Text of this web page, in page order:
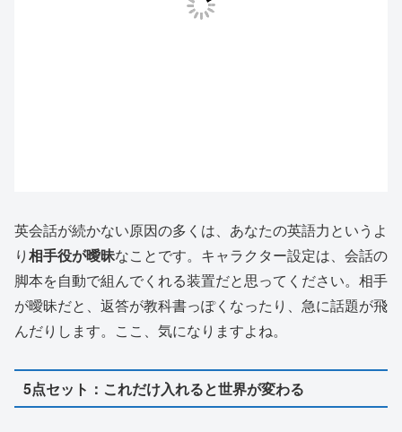
英会話が続かない原因の多くは、あなたの英語力というよ
り相手役が曖昧なことです。キャラクター設定は、会話の
脚本を自動で組んでくれる装置だと思ってください。相手
が曖昧だと、返答が教科書っぽくなったり、急に話題が飛
んだりします。ここ、気になりますよね。
5点セット：これだけ入れると世界が変わる